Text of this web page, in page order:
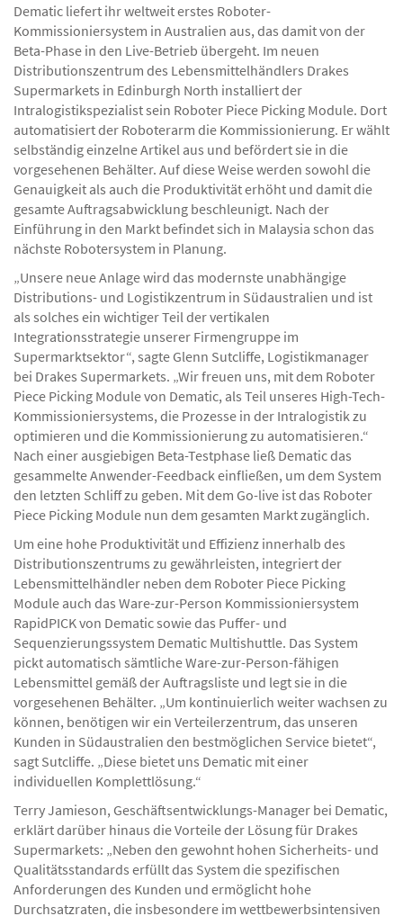
Dematic liefert ihr weltweit erstes Roboter-
Kommissioniersystem in Australien aus, das damit von der
Beta-Phase in den Live-Betrieb übergeht. Im neuen
Distributionszentrum des Lebensmittelhändlers Drakes
Supermarkets in Edinburgh North installiert der
Intralogistikspezialist sein Roboter Piece Picking Module. Dort
automatisiert der Roboterarm die Kommissionierung. Er wählt
selbständig einzelne Artikel aus und befördert sie in die
vorgesehenen Behälter. Auf diese Weise werden sowohl die
Genauigkeit als auch die Produktivität erhöht und damit die
gesamte Auftragsabwicklung beschleunigt. Nach der
Einführung in den Markt befindet sich in Malaysia schon das
nächste Robotersystem in Planung.
„Unsere neue Anlage wird das modernste unabhängige
Distributions- und Logistikzentrum in Südaustralien und ist
als solches ein wichtiger Teil der vertikalen
Integrationsstrategie unserer Firmengruppe im
Supermarktsektor“, sagte Glenn Sutcliffe, Logistikmanager
bei Drakes Supermarkets. „Wir freuen uns, mit dem Roboter
Piece Picking Module von Dematic, als Teil unseres High-Tech-
Kommissioniersystems, die Prozesse in der Intralogistik zu
optimieren und die Kommissionierung zu automatisieren.“
Nach einer ausgiebigen Beta-Testphase ließ Dematic das
gesammelte Anwender-Feedback einfließen, um dem System
den letzten Schliff zu geben. Mit dem Go-live ist das Roboter
Piece Picking Module nun dem gesamten Markt zugänglich.
Um eine hohe Produktivität und Effizienz innerhalb des
Distributionszentrums zu gewährleisten, integriert der
Lebensmittelhändler neben dem Roboter Piece Picking
Module auch das Ware-zur-Person Kommissioniersystem
RapidPICK von Dematic sowie das Puffer- und
Sequenzierungssystem Dematic Multishuttle. Das System
pickt automatisch sämtliche Ware-zur-Person-fähigen
Lebensmittel gemäß der Auftragsliste und legt sie in die
vorgesehenen Behälter. „Um kontinuierlich weiter wachsen zu
können, benötigen wir ein Verteilerzentrum, das unseren
Kunden in Südaustralien den bestmöglichen Service bietet“,
sagt Sutcliffe. „Diese bietet uns Dematic mit einer
individuellen Komplettlösung.“
Terry Jamieson, Geschäftsentwicklungs-Manager bei Dematic,
erklärt darüber hinaus die Vorteile der Lösung für Drakes
Supermarkets: „Neben den gewohnt hohen Sicherheits- und
Qualitätsstandards erfüllt das System die spezifischen
Anforderungen des Kunden und ermöglicht hohe
Durchsatzraten, die insbesondere im wettbewerbsintensiven